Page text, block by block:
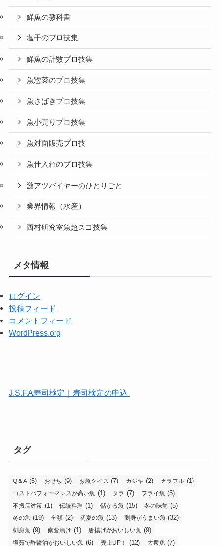
鮮魚の教科書
塩干のプロ技集
鮮魚の計数プロ技集
魚惣菜のプロ技集
魚さばきプロ技集
魚小売りプロ技集
魚対面販売プロ技
魚仕入れのプロ技集
激アツバイヤーのひとりごと
業界情報（水産）
西村研究室魚超スゴ技集
メタ情報
ログイン
投稿フィード
コメントフィード
WordPress.org
J.S.F.A寿司検定｜寿司検定の申込
タグ
Q＆A (5) おせち (9) お魚クイズ (7) カジキ (2) カラフル (1)
コストパフォーマンスが高い魚 (1) タラ (7) フライ魚 (5)
不振店対策 (1) 伝統料理 (1) 儲かる魚 (15) 冬の味覚 (5)
冬の魚 (19) 分類 (2) 初夏の魚 (13) 刺身がうまい魚 (32)
刺身魚 (9) 南蛮漬け (1) 唐揚げがおいしい魚 (9)
塩茹で酢醤油がおいしい魚 (6) 売上UP！ (12) 大衆魚 (7)